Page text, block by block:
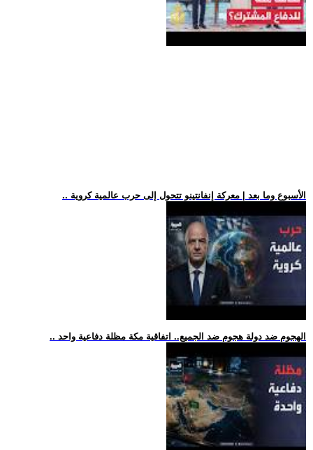
.. الأسبوع وما بعد | معركة إنفانتينو تتحول إلى حرب عالمية كروية
.. الهجوم ضد دولة هجوم ضد الجميع.. اتفاقية مكة مظلة دفاعية واحد